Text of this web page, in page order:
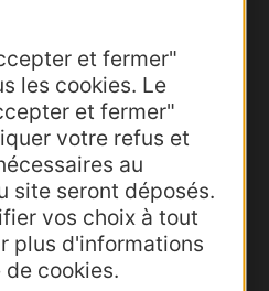
et fermer"
les cookies. Le
et fermer"
votre refus et
au
site seront déposés.
vos choix à tout
plus d'informations
cookies.